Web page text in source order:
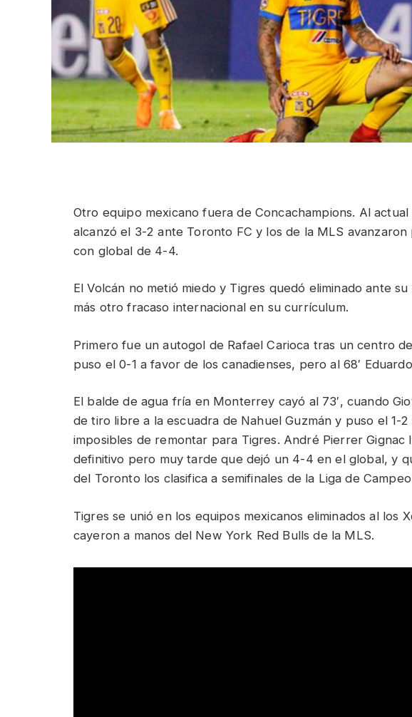
Otro equipo mexicano fuera de Concachampions. Al
alcanzó el 3-2 ante Toronto FC y los de la MLS
con global de 4-4.
El Volcán no metió miedo y Tigres quedó eliminado ante
más otro fracaso internacional en su currículum.
Primero fue un autogol de Rafael Carioca tras un centro
puso el 0-1 a favor de los canadienses, pero al 68′
El balde de agua fría en Monterrey cayó al 73′, cuando
de tiro libre a la escuadra de Nahuel Guzmán y puso el 1-
imposibles de remontar para Tigres. André Pierrer Gignac
definitivo pero muy tarde que dejó un 4-4 en el global, y
del Toronto los clasifica a semifinales de la Liga de
Tigres se unió en los equipos mexicanos eliminados al los
cayeron a manos del New York Red Bulls de la MLS.